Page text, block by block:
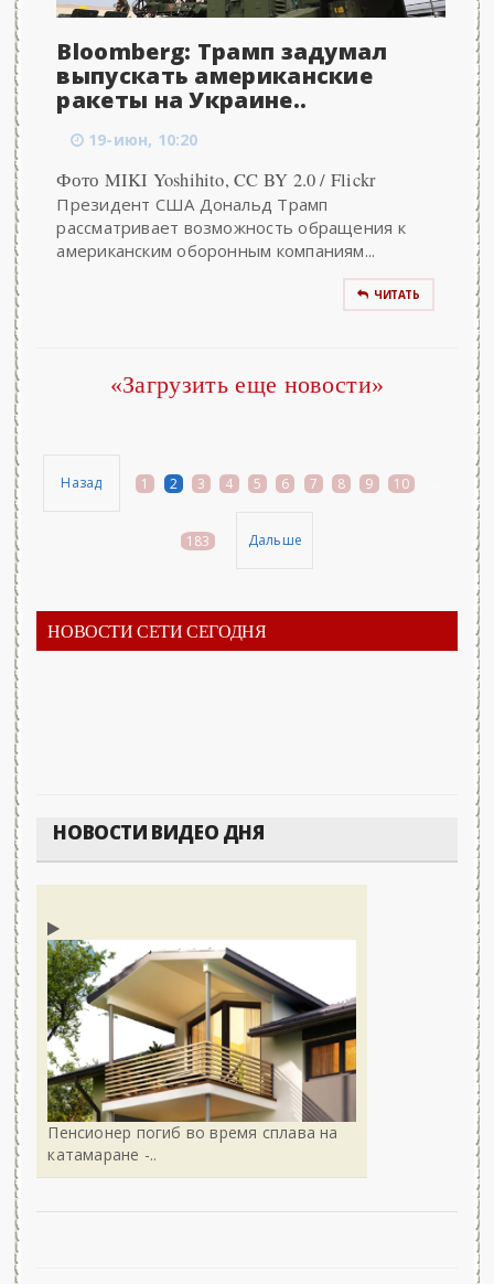
Bloomberg: Трамп задумал
выпускать американские
ракеты на Украине..
19-июн, 10:20
Фото MIKI Yoshihito, CC BY 2.0 / Flickr
Президент США Дональд Трамп
рассматривает возможность обращения к
американским оборонным компаниям...
ЧИТАТЬ
«Загрузить еще новости»
Назад 1 2 3 4 5 6 7 8 9 10
183 Дальше
НОВОСТИ СЕТИ СЕГОДНЯ
НОВОСТИ ВИДЕО ДНЯ
Пенсионер погиб во время сплава на
катамаране -..